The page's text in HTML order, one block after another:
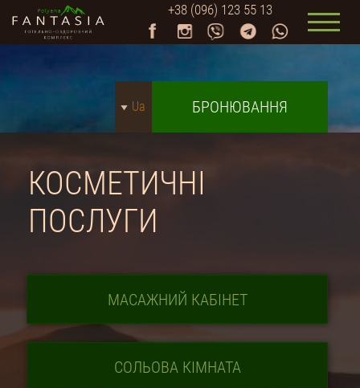
+38 (096) 123 55 13
Ua БРОНЮВАННЯ
КОСМЕТИЧНІ
ПОСЛУГИ
МАСАЖНИЙ КАБІНЕТ
СОЛЬОВА КІМНАТА